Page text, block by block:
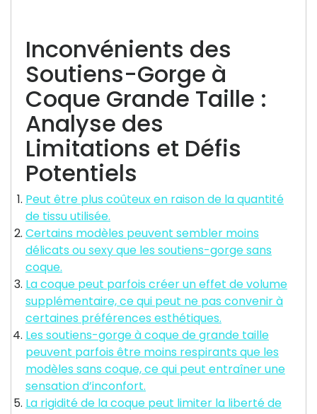
Inconvénients des
Soutiens-Gorge à
Coque Grande Taille :
Analyse des
Limitations et Défis
Potentiels
Peut être plus coûteux en raison de la quantité
de tissu utilisée.
Certains modèles peuvent sembler moins
délicats ou sexy que les soutiens-gorge sans
coque.
La coque peut parfois créer un effet de volume
supplémentaire, ce qui peut ne pas convenir à
certaines préférences esthétiques.
Les soutiens-gorge à coque de grande taille
peuvent parfois être moins respirants que les
modèles sans coque, ce qui peut entraîner une
sensation d’inconfort.
La rigidité de la coque peut limiter la liberté de